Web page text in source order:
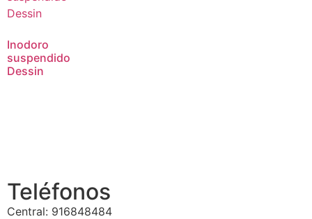
Inodoro
suspendido
Dessin
Teléfonos
Central: 916848484